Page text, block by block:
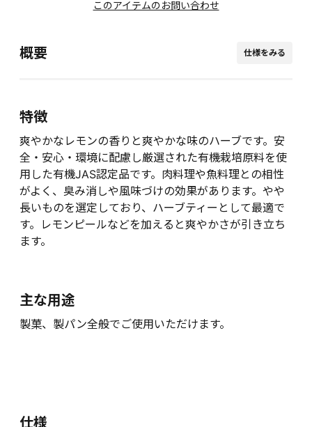
このアイテムのお問い合わせ
概要 仕様をみる
特徴
爽やかなレモンの香りと爽やかな味のハーブです。安
全・安心・環境に配慮し厳選された有機栽培原料を使
用した有機JAS認定品です。肉料理や魚料理との相性
がよく、臭み消しや風味づけの効果があります。やや
長いものを選定しており、ハーブティーとして最適で
す。レモンピールなどを加えると爽やかさが引き立ち
ます。
主な用途
製菓、製パン全般でご使用いただけます。
仕様